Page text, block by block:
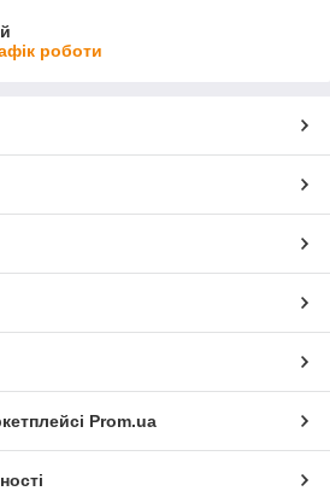
роботи
Prom.ua